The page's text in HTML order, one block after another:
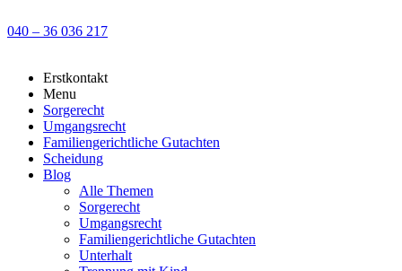
040 – 36 036 217
Erstkontakt
Menu
Sorgerecht
Umgangsrecht
Familiengerichtliche Gutachten
Scheidung
Blog
Alle Themen
Sorgerecht
Umgangsrecht
Familiengerichtliche Gutachten
Unterhalt